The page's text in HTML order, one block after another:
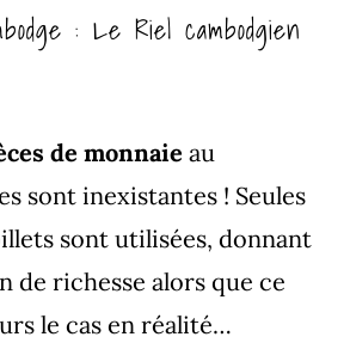
: Le Riel cambodgien
de monnaie au
sont inexistantes ! Seules
sont utilisées, donnant
de richesse alors que ce
le cas en réalité…